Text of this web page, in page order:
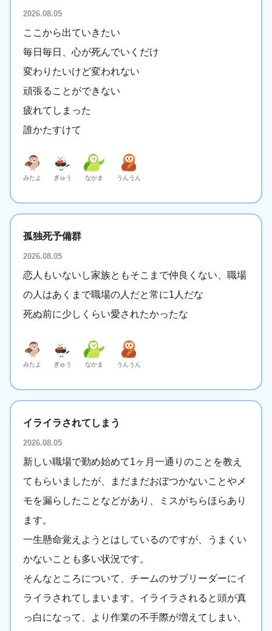
2026.08.05
ここから出ていきたい
毎日毎日、心が死んでいくだけ
変わりたいけど変われない
頑張ることができない
疲れてしまった
誰かたすけて
みたよ ぎゅう なかま うんうん
孤独死予備群
2026.08.05
恋人もいないし家族ともそこまで仲良くない、職場
の人はあくまで職場の人だと常に1人だな
死ぬ前に少しくらい愛されたかったな
みたよ ぎゅう なかま うんうん
イライラされてしまう
2026.08.05
新しい職場で勤め始めて1ヶ月一通りのことを教え
てもらいましたが、まだまだおぼつかないことやメ
モを漏らしたことなどがあり、ミスがちらほらあり
ます。
一生懸命覚えようとはしているのですが、うまくい
かないことも多い状況です。
そんなところについて、チームのサブリーダーにイ
ライラされてしまいます。イライラされると頭が真
っ白になって、より作業の不手際が増えてしまい、